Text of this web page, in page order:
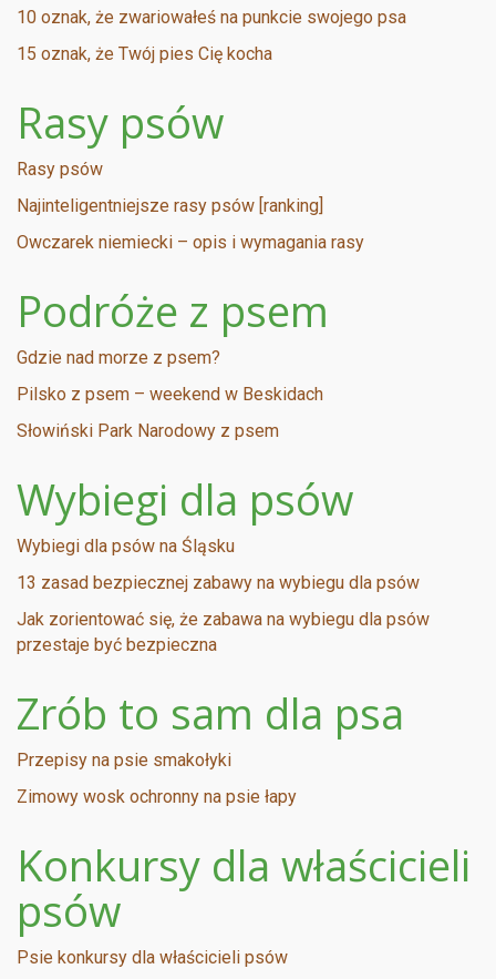
10 oznak, że zwariowałeś na punkcie swojego psa
15 oznak, że Twój pies Cię kocha
Rasy psów
Rasy psów
Najinteligentniejsze rasy psów [ranking]
Owczarek niemiecki – opis i wymagania rasy
Podróże z psem
Gdzie nad morze z psem?
Pilsko z psem – weekend w Beskidach
Słowiński Park Narodowy z psem
Wybiegi dla psów
Wybiegi dla psów na Śląsku
13 zasad bezpiecznej zabawy na wybiegu dla psów
Jak zorientować się, że zabawa na wybiegu dla psów
przestaje być bezpieczna
Zrób to sam dla psa
Przepisy na psie smakołyki
Zimowy wosk ochronny na psie łapy
Konkursy dla właścicieli
psów
Psie konkursy dla właścicieli psów